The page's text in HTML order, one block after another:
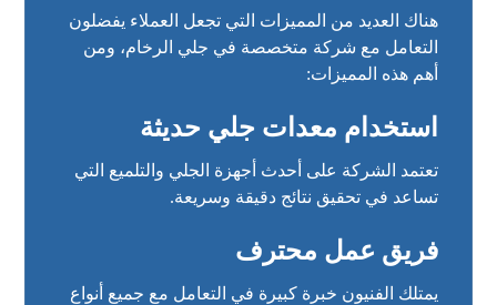
هناك العديد من المميزات التي تجعل العملاء يفضلون
التعامل مع شركة متخصصة في جلي الرخام، ومن
أهم هذه المميزات:
استخدام معدات جلي حديثة
تعتمد الشركة على أحدث أجهزة الجلي والتلميع التي
تساعد في تحقيق نتائج دقيقة وسريعة.
فريق عمل محترف
يمتلك الفنيون خبرة كبيرة في التعامل مع جميع أنواع